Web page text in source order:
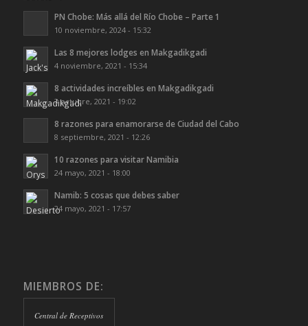
PN Chobe: Más allá del Río Chobe – Parte 1
10 noviembre, 2024 - 15:32
Las 8 mejores lodges en Makgadikgadi
4 noviembre, 2021 - 15:34
8 actividades increíbles en Makgadikgadi
3 octubre, 2021 - 19:02
8 razones para enamorarse de Ciudad del Cabo
8 septiembre, 2021 - 12:26
10 razones para visitar Namibia
24 mayo, 2021 - 18:00
Namib: 5 cosas que debes saber
24 mayo, 2021 - 17:57
MIEMBROS DE:
Central de Receptivos